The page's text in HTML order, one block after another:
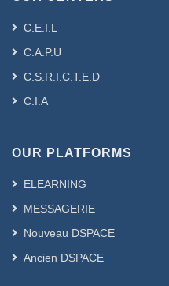
C.E.I.L
C.A.P.U
C.S.R.I.C.T.E.D
C.I.A
OUR PLATFORMS
ELEARNING
MESSAGERIE
Nouveau DSPACE
Ancien DSPACE